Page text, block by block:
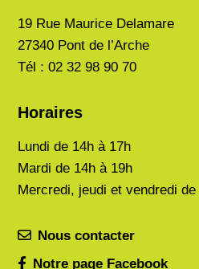
19 Rue Maurice Delamare
27340 Pont de l’Arche
Tél : 02 32 98 90 70
Horaires
Lundi de 14h à 17h
Mardi de 14h à 19h
Mercredi, jeudi et vendredi
Nous contacter
Notre page Facebook